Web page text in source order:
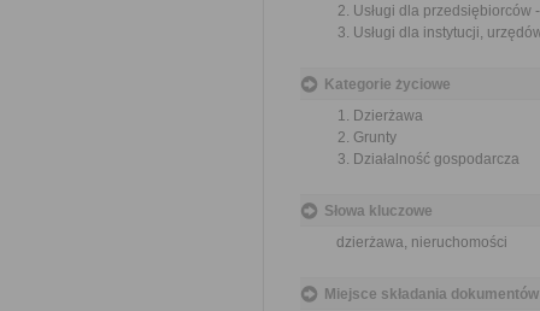
Usługi dla
Usługi dla instytucji,
Kategorie życiowe
Dzierżawa
Grunty
Działalność gospodarcza
Słowa kluczowe
dzierżawa, nieruchomości
Miejsce składania dokumentów